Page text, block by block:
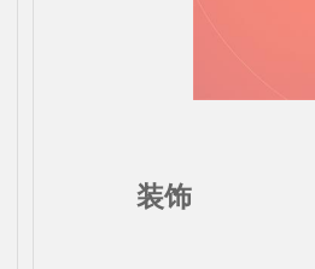
装饰